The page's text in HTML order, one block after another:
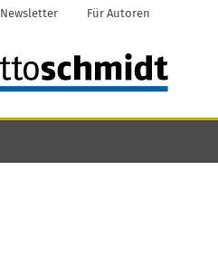
Newsletter Für Autoren